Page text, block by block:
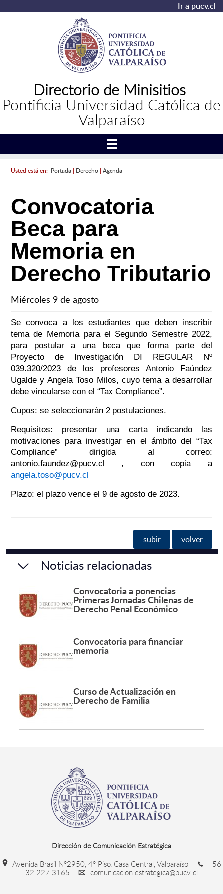
Ir a pucv.cl
Directorio de Minisitios
Pontificia Universidad Católica de
Valparaíso
Usted está en: Portada| Derecho| Agenda
Convocatoria
Beca para
Memoria en
Derecho Tributario
Miércoles 9 de agosto
Se convoca a los estudiantes que deben inscribir
tema de Memoria para el Segundo Semestre 2022,
para postular a una beca que forma parte del
Proyecto de Investigación DI REGULAR Nº
039.320/2023 de los profesores Antonio Faúndez
Ugalde y Angela Toso Milos, cuyo tema a desarrollar
debe vincularse con el “Tax Compliance”.
Cupos: se seleccionarán 2 postulaciones.
Requisitos: presentar una carta indicando las
motivaciones para investigar en el ámbito del “Tax
Compliance” dirigida al correo:
antonio.faundez@pucv.cl , con copia a
angela.toso@pucv.cl
Plazo: el plazo vence el 9 de agosto de 2023.
subir volver
Noticias relacionadas
Convocatoria a ponencias
Primeras Jornadas Chilenas de
Derecho Penal Económico
Convocatoria para financiar
memoria
Curso de Actualización en
Derecho de Familia
Dirección de Comunicación Estratégica
Avenida Brasil N°2950, 4° Piso, Casa Central, Valparaíso
+56
32 227 3165
comunicacion.estrategica@pucv.cl